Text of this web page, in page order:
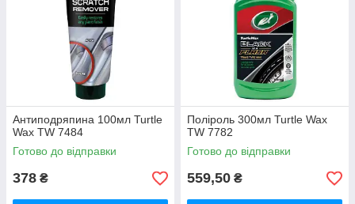
Антиподряпина 100мл Turtle
Wax TW 7484
Готово до відправки
378 ₴
Поліроль 300мл Turtle Wax
TW 7782
Готово до відправки
559,50 ₴